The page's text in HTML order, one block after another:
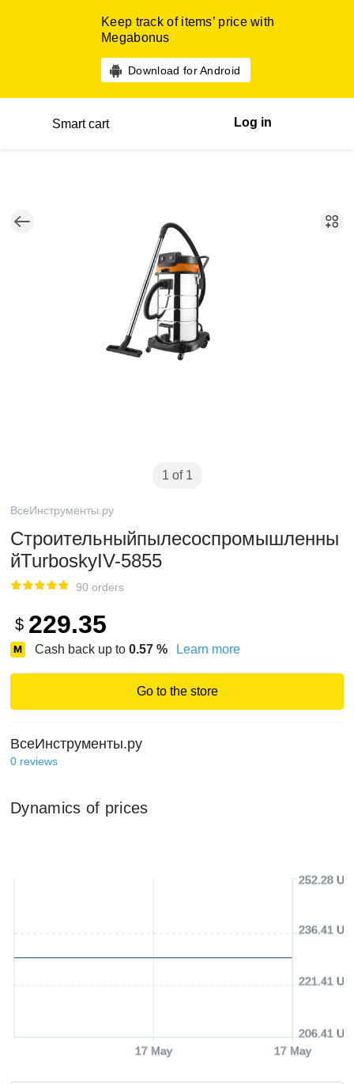
Keep track of items’ price with
Megabonus
Download for Android
Smart cart Log in
1 of 1
ВсеИнструменты.ру
Строительныйпылесоспромышленны
йTurboskyIV-5855
90 orders
$ 229.35
Cash back up to 0.57 % Learn more
Go to the store
ВсеИнструменты.ру
0 reviews
Dynamics of prices
17 May 17 May
206.41
221.41
236.41
252.28